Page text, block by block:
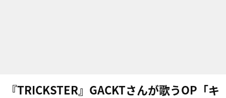
『TRICKSTER』GACKTさんが歌うOP「キ